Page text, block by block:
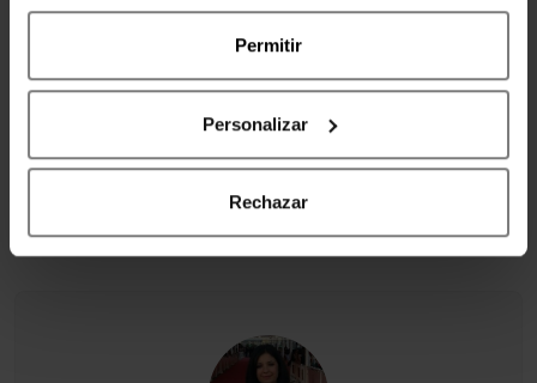
Permitir
Personalizar
Rechazar
Este limpiador funciona perfectamente con
una temperatura media-baja, en mi caso 35
ollas tienen mucha suciedad aumenta a dos
cucharadas de detergente y sube la
temperatura. Espero que te guste la receta y
que te animes a prepararla